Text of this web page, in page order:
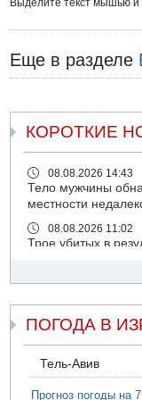
Еще в разделе
КОРОТКИЕ
08.08.2026 14:43
Тело мужчины
местности
08.08.2026 11:02
Трое убитых в
07.08.2026 20:43
07.08.2026 20:41
Ynet: "Хизбалла"
07.08.2026 19:16
ДТП в Ашдоде:
ПОГОДА В
Тель-Авив
Прогноз погоды на